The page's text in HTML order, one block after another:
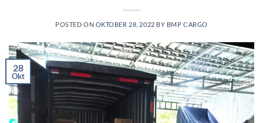
POSTED ON OKTOBER 28, 2022 BY BMP CARGO
28
Okt